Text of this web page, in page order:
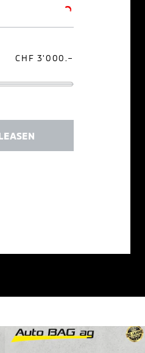
CHF 3'000.–